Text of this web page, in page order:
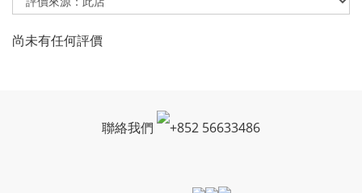
尚未有任何評價
聯絡我們 +852 56633486